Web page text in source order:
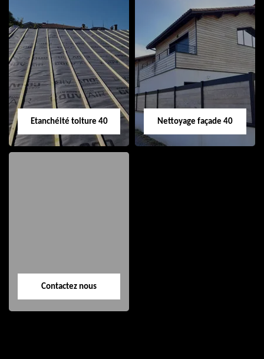
Nettoyage et pose
de gouttière 40
Réparation de
toiture 40
Etanchéité toiture 40 Nettoyage façade 40
Contactez nous